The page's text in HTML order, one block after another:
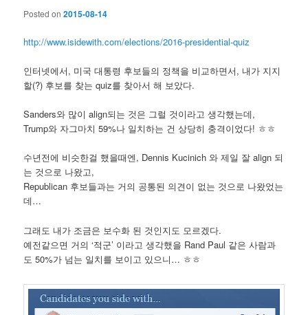
Posted on2015-08-14
http://www.isidewith.com/elections/2016-presidential-quiz
인터넷에서, 미국 대통령 후보들의 정책을 비교하면서, 내가 지지
할(?) 후보를 찾는 quiz를 찾아서 해 보았다.
Sanders와 많이 align되는 것은 그럴 것이라고 생각했는데,
Trump와 자그마치 59%나 일치하는 건 상당히 충격이었다! ㅎㅎ
수년전에 비슷한걸 했을때엔, Dennis Kucinich 와 제일 잘 align 되
는 것으로 나왔고,
Republican 후보들과는 거의 공통된 의견이 없는 것으로 나왔었는
데…
그래도 내가 조금은 보수화 된 것인지도 모르겠다.
예전같으면 거의 ‘적군’ 이라고 생각했을 Rand Paul 같은 사람과
도 50%가 넘는 일치를 보이고 있으니… ㅎㅎ